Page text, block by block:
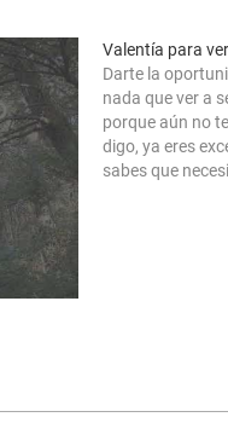
Valentía para
Darte la
nada que ver a
porque aún no
digo, ya eres
sabes que